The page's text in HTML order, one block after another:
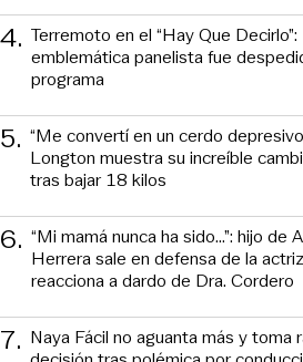
4. Terremoto en el “Hay Que Decirlo”:
emblemática panelista fue
programa
5. “Me convertí en un cerdo
Longton muestra su increíble
tras bajar 18 kilos
6. “Mi mamá nunca ha sido...”: hijo de
Herrera sale en defensa de la
reacciona a dardo de Dra. Cordero
7. Naya Fácil no aguanta más y toma